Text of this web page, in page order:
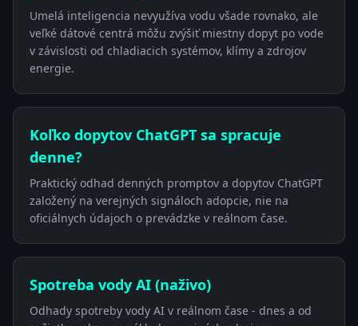
Umelá inteligencia nevyužíva vodu všade rovnako, ale
veľké dátové centrá môžu zvýšiť miestny dopyt po vode
v závislosti od chladiacich systémov, klímy a zdrojov
energie.
Koľko dopytov ChatGPT sa spracuje
denne?
Praktický odhad denných promptov a dopytov ChatGPT
založený na verejných signáloch adopcie, nie na
oficiálnych údajoch o prevádzke v reálnom čase.
Spotreba vody AI (naživo)
Odhady spotreby vody AI v reálnom čase - dnes a od